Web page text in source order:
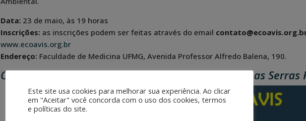
Data: 23 de maio, às 19 horas
Inscrições: as inscrições podem ser feitas através do email
www.ecoavis.org.br
Endereço: Faculdade de Medicina UFMG, Avenida Professor Alfredo Balena, 190.
Confira o folheto de divulgação da palestra sobre as Serras
Este site usa cookies para melhorar sua experiência. Ao clicar
em "Aceitar" você concorda com o uso dos cookies, termos
e políticas do site.